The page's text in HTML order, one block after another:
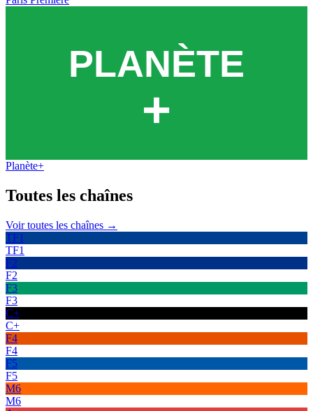
Planète+
Toutes les chaînes
Voir toutes les chaînes →
TF1
TF1
F2
F2
F3
F3
C+
C+
F4
F4
F5
F5
M6
M6